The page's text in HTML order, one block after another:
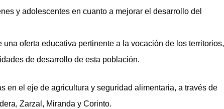
y adolescentes en cuanto a mejorar el desarrollo del
oferta educativa pertinente a la vocación de los territorios,
de desarrollo de esta población.
en el eje de agricultura y seguridad alimentaria, a través de
Zarzal, Miranda y Corinto.